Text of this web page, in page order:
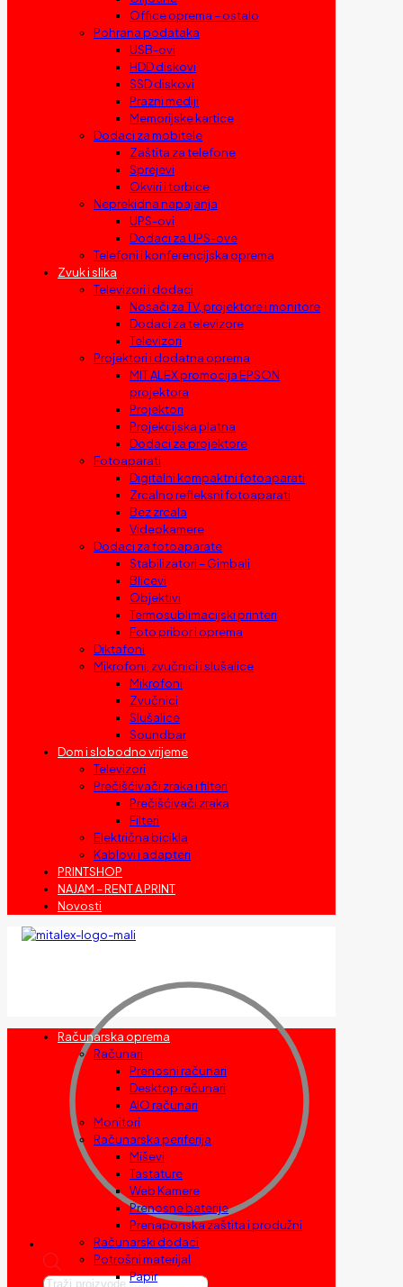
Office oprema – ostalo
Pohrana podataka
USB-ovi
HDD diskovi
SSD diskovi
Prazni mediji
Memorijske kartice
Dodaci za mobitele
Zaštita za telefone
Sprejevi
Okviri i torbice
Neprekidna napajanja
UPS-ovi
Dodaci za UPS-ove
Telefoni i konferencijska oprema
Zvuk i slika
Televizori i dodaci
Nosači za TV, projektore i monitore
Dodaci za televizore
Televizori
Projektori i dodatna oprema
MIT ALEX promocija EPSON
projektora
Projektori
Projekcijska platna
Dodaci za projektore
Fotoaparati
Digitalni kompaktni fotoaparati
Zrcalno refleksni fotoaparati
Bez zrcala
Videokamere
Dodaci za fotoaparate
Stabilizatori – Gimbali
Blicevi
Objektivi
Termosublimacijski printeri
Foto pribor i oprema
Diktafoni
Mikrofoni, zvučnici i slušalice
Mikrofoni
Zvučnici
Slušalice
Soundbar
Dom i slobodno vrijeme
Televizori
Prečišćivači zraka i filteri
Prečišćivači zraka
Filteri
Električna bicikla
Kablovi i adapteri
PRINTSHOP
NAJAM – RENT A PRINT
Novosti
Products
Računarska oprema
Računari
Prenosni računari
Desktop računari
AIO računari
Monitori
Računarska periferija
Miševi
Tastature
Web Kamere
Prenosne baterije
Prenaponska zaštita i produžni
Računarski dodaci
Potrošni materijal
Papir